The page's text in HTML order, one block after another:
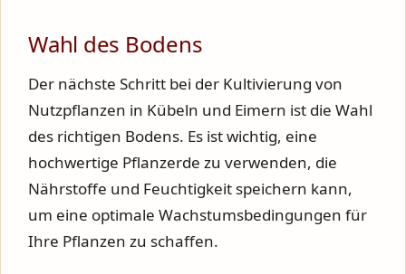
Wahl des Bodens
Der nächste Schritt bei der Kultivierung von
Nutzpflanzen in Kübeln und Eimern ist die Wahl
des richtigen Bodens. Es ist wichtig, eine
hochwertige Pflanzerde zu verwenden, die
Nährstoffe und Feuchtigkeit speichern kann,
um eine optimale Wachstumsbedingungen für
Ihre Pflanzen zu schaffen.